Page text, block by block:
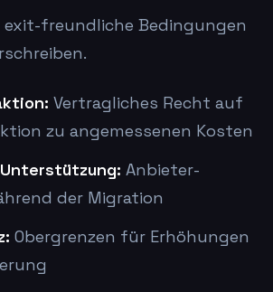
exit-freundliche Bedingungen
Vertragliches Recht auf
zu angemessenen Kosten
Anbieter-
der Migration
Obergrenzen für Erhöhungen